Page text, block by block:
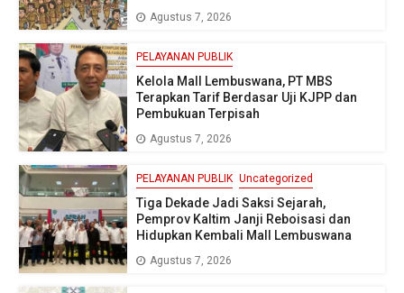
Agustus 7, 2026
PELAYANAN PUBLIK
Kelola Mall Lembuswana, PT MBS
Terapkan Tarif Berdasar Uji KJPP dan
Pembukuan Terpisah
Agustus 7, 2026
PELAYANAN PUBLIK Uncategorized
Tiga Dekade Jadi Saksi Sejarah,
Pemprov Kaltim Janji Reboisasi dan
Hidupkan Kembali Mall Lembuswana
Agustus 7, 2026